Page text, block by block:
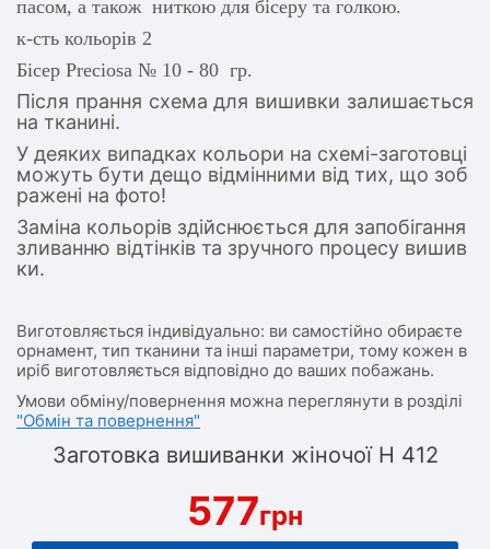
пасом, а також ниткою для бісеру та голкою.
к-сть кольорів 2
Бісер Preciosa № 10 - 80 гр.
Після прання схема для вишивки залишається
на тканині.
У деяких випадках кольори на схемі-заготовці
можуть бути дещо відмінними від тих, що зоб
ражені на фото!
Заміна кольорів здійснюється для запобігання
зливанню відтінків та зручного процесу вишив
ки.
Виготовляється індивідуально: ви самостійно обираєте
орнамент, тип тканини та інші параметри, тому кожен в
иріб виготовляється відповідно до ваших побажань.
Умови обміну/повернення можна переглянути в розділі
"Обмін та повернення"
Заготовка вишиванки жіночої Н 412
577грн